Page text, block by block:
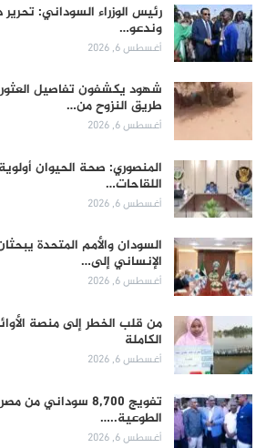
رئيس الوزراء السوداني: تحرير
وندعو…
أغسطس 6, 2026
طريق النزوح من…
أغسطس 6, 2026
المنصوري: صحة الحيوان
اللقاحات…
أغسطس 6, 2026
السودان والأمم المتحدة
الإنساني إلى…
أغسطس 6, 2026
من قلب الخطر إلى منصة
الكاملة
أغسطس 6, 2026
تفويج 8,700 سوداني
الطوعية..…
أغسطس 6, 2026